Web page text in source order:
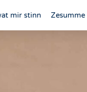
mir stinn